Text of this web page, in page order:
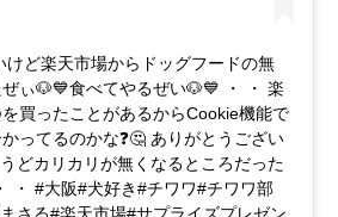
けど楽天市場からドッグフードの無
ぃ🐶💙食べてやるぜい🐶💙 ・ ・ 楽
買ったことがあるからCookie機能で
ってるのかな❓🤔 ありがとうござい
どカリカリが無くなるところだった
・ #大阪#犬好き#チワワ#チワワ部
さる#楽天市場#サプライズプレゼン